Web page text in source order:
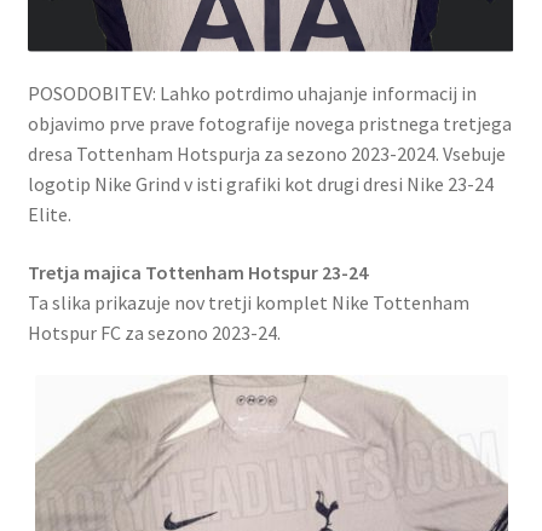
POSODOBITEV: Lahko potrdimo uhajanje informacij in
objavimo prve prave fotografije novega pristnega tretjega
dresa Tottenham Hotspurja za sezono 2023-2024. Vsebuje
logotip Nike Grind v isti grafiki kot drugi dresi Nike 23-24
Elite.
Tretja majica Tottenham Hotspur 23-24
Ta slika prikazuje nov tretji komplet Nike Tottenham
Hotspur FC za sezono 2023-24.